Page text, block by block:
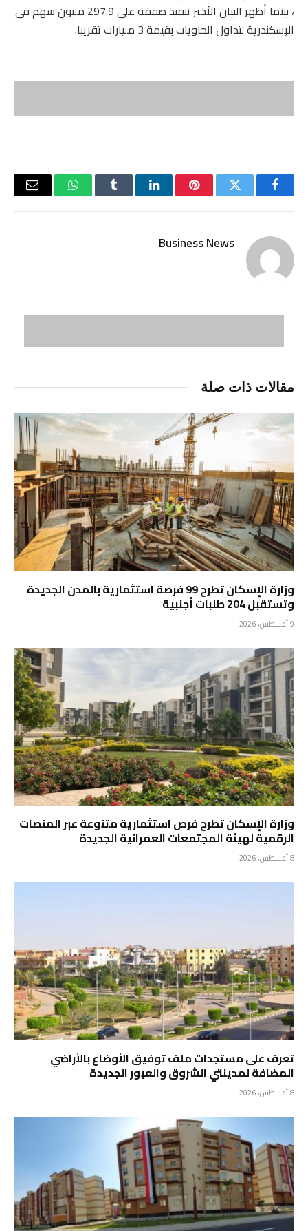
، بينما أظهر البيان الأخير تنفيذ صفقة على 297.9 مليون سهم فى
الإسكندرية لتداول الحاويات بقيمة 3 مليارات تقريبا.
فيسبوكتويتر بينتيريستلينكدإن Tumblr واتسابالبريد
Business News
مقالات ذات صلة
وزارة الإسكان تطرح 99 فرصة استثمارية بالمدن الجديدة
وتستقبل 204 طلبات أجنبية
9 أغسطس، 2026
وزارة الإسكان تطرح فرص استثمارية متنوعة عبر المنصات
الرقمية لهيئة المجتمعات العمرانية الجديدة
8 أغسطس، 2026
تعرف على مستجدات ملف توفيق الأوضاع بالأراضي
المضافة لمدينتي الشروق والعبور الجديدة
8 أغسطس، 2026